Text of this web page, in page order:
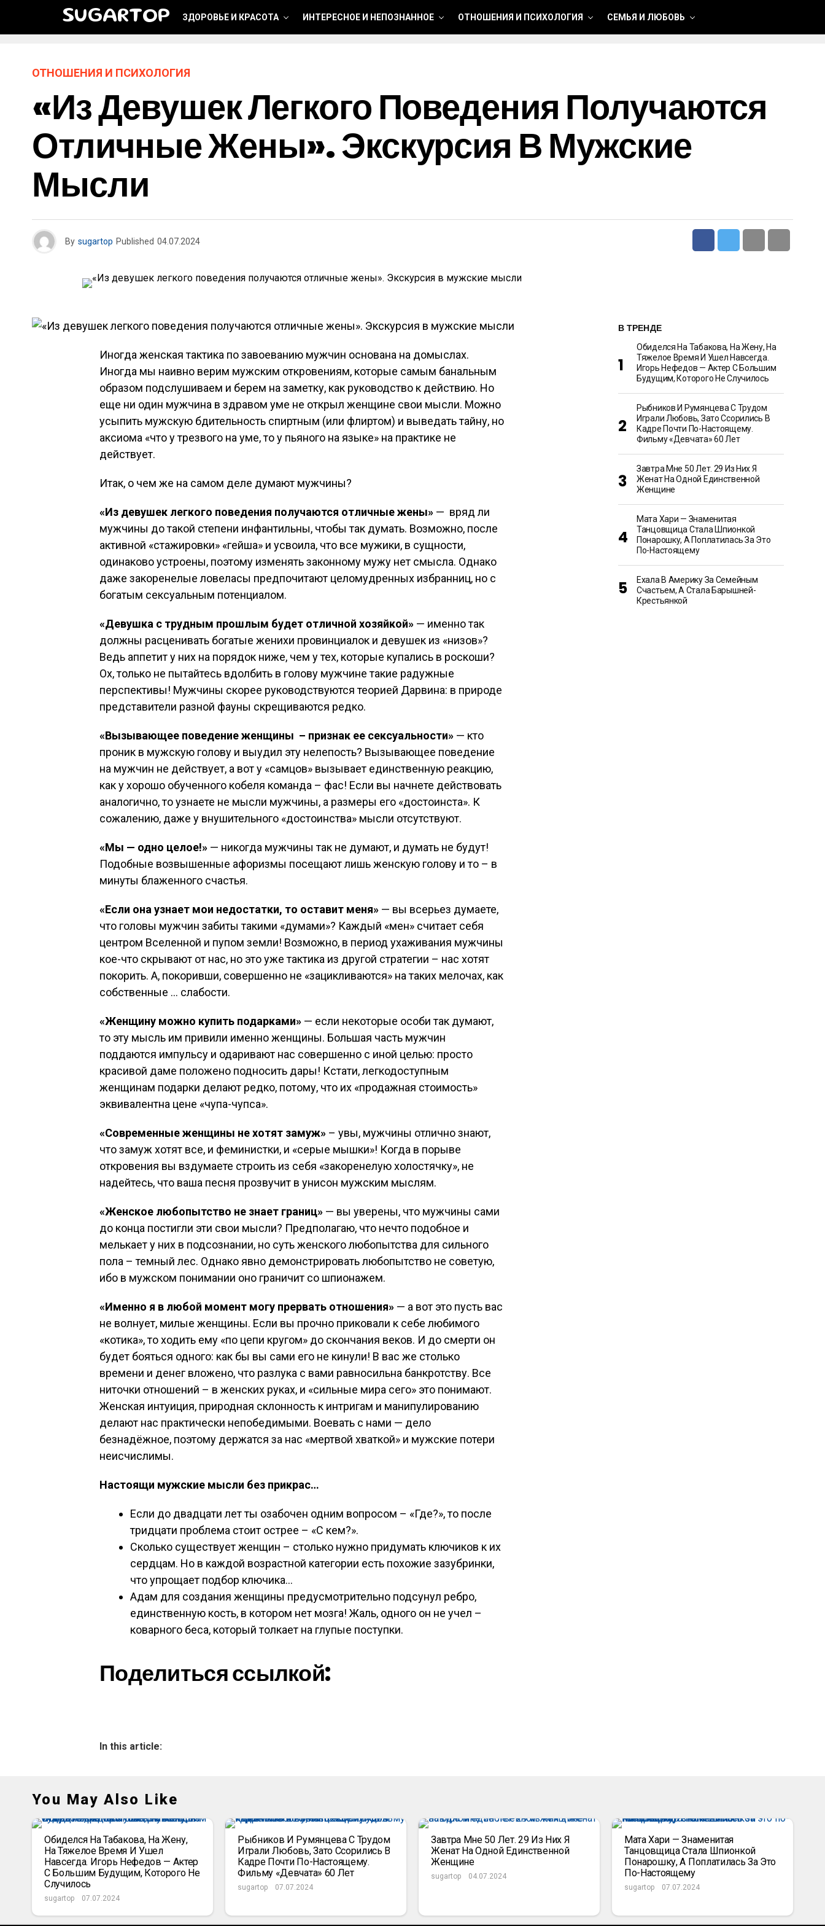
SUGARTOP ЗДОРОВЬЕ И КРАСОТА ИНТЕРЕСНОЕ И НЕПОЗНАННОЕ ОТНОШЕНИЯ И ПСИХОЛОГИЯ СЕМЬЯ И ЛЮБОВЬ
ОТНОШЕНИЯ И ПСИХОЛОГИЯ
«Из Девушек Легкого Поведения Получаются
Отличные Жены». Экскурсия В Мужские
Мысли
By sugartop Published 04.07.2024
Иногда женская тактика по завоеванию мужчин основана на домыслах.
Иногда мы наивно верим мужским откровениям, которые самым банальным
образом подслушиваем и берем на заметку, как руководство к действию. Но
еще ни один мужчина в здравом уме не открыл женщине свои мысли. Можно
усыпить мужскую бдительность спиртным (или флиртом) и выведать тайну, но
аксиома «что у трезвого на уме, то у пьяного на языке» на практике не
действует.
Итак, о чем же на самом деле думают мужчины?
«Из девушек легкого поведения получаются отличные жены» — вряд ли
мужчины до такой степени инфантильны, чтобы так думать. Возможно, после
активной «стажировки» «гейша» и усвоила, что все мужики, в сущности,
одинаково устроены, поэтому изменять законному мужу нет смысла. Однако
даже закоренелые ловеласы предпочитают целомудренных избранниц, но с
богатым сексуальным потенциалом.
«Девушка с трудным прошлым будет отличной хозяйкой» — именно так
должны расценивать богатые женихи провинциалок и девушек из «низов»?
Ведь аппетит у них на порядок ниже, чем у тех, которые купались в роскоши?
Ох, только не пытайтесь вдолбить в голову мужчине такие радужные
перспективы! Мужчины скорее руководствуются теорией Дарвина: в природе
представители разной фауны скрещиваются редко.
«Вызывающее поведение женщины – признак ее сексуальности» — кто
проник в мужскую голову и выудил эту нелепость? Вызывающее поведение
на мужчин не действует, а вот у «самцов» вызывает единственную реакцию,
как у хорошо обученного кобеля команда – фас! Если вы начнете действовать
аналогично, то узнаете не мысли мужчины, а размеры его «достоинста». К
сожалению, даже у внушительного «достоинства» мысли отсутствуют.
«Мы — одно целое!» — никогда мужчины так не думают, и думать не будут!
Подобные возвышенные афоризмы посещают лишь женскую голову и то – в
минуты блаженного счастья.
«Если она узнает мои недостатки, то оставит меня» — вы всерьез думаете,
что головы мужчин забиты такими «думами»? Каждый «мен» считает себя
центром Вселенной и пупом земли! Возможно, в период ухаживания мужчины
кое-что скрывают от нас, но это уже тактика из другой стратегии – нас хотят
покорить. А, покоривши, совершенно не «зацикливаются» на таких мелочах, как
собственные … слабости.
«Женщину можно купить подарками» — если некоторые особи так думают,
то эту мысль им привили именно женщины. Большая часть мужчин
поддаются импульсу и одаривают нас совершенно с иной целью: просто
красивой даме положено подносить дары! Кстати, легкодоступным
женщинам подарки делают редко, потому, что их «продажная стоимость»
эквивалентна цене «чупа-чупса».
«Современные женщины не хотят замуж» – увы, мужчины отлично знают,
что замуж хотят все, и феминистки, и «серые мышки»! Когда в порыве
откровения вы вздумаете строить из себя «закоренелую холостячку», не
надейтесь, что ваша песня прозвучит в унисон мужским мыслям.
«Женское любопытство не знает границ» — вы уверены, что мужчины сами
до конца постигли эти свои мысли? Предполагаю, что нечто подобное и
мелькает у них в подсознании, но суть женского любопытства для сильного
пола – темный лес. Однако явно демонстрировать любопытство не советую,
ибо в мужском понимании оно граничит со шпионажем.
«Именно я в любой момент могу прервать отношения» — а вот это пусть вас
не волнует, милые женщины. Если вы прочно приковали к себе любимого
«котика», то ходить ему «по цепи кругом» до скончания веков. И до смерти он
будет бояться одного: как бы вы сами его не кинули! В вас же столько
времени и денег вложено, что разлука с вами равносильна банкротству. Все
ниточки отношений – в женских руках, и «сильные мира сего» это понимают.
Женская интуиция, природная склонность к интригам и манипулированию
делают нас практически непобедимыми. Воевать с нами — дело
безнадёжное, поэтому держатся за нас «мертвой хваткой» и мужские потери
неисчислимы.
Настоящи мужские мысли без прикрас…
Если до двадцати лет ты озабочен одним вопросом – «Где?», то после
тридцати проблема стоит острее – «С кем?».
Сколько существует женщин – столько нужно придумать ключиков к их
сердцам. Но в каждой возрастной категории есть похожие зазубринки,
что упрощает подбор ключика…
Адам для создания женщины предусмотрительно подсунул ребро,
единственную кость, в котором нет мозга! Жаль, одного он не учел –
коварного беса, который толкает на глупые поступки.
Поделиться ссылкой:
In this article:
В ТРЕНДЕ
Обиделся На Табакова, На Жену, На
Тяжелое Время И Ушел Навсегда.
Игорь Нефедов — Актер С Большим
Будущим, Которого Не Случилось
Рыбников И Румянцева С Трудом
Играли Любовь, Зато Ссорились В
Кадре Почти По-Настоящему.
Фильму «Девчата» 60 Лет
Завтра Мне 50 Лет. 29 Из Них Я
Женат На Одной Единственной
Женщине
Мата Хари — Знаменитая
Танцовщица Стала Шпионкой
Понарошку, А Поплатилась За Это
По-Настоящему
Ехала В Америку За Семейным
Счастьем, А Стала Барышней-
Крестьянкой
You May Also Like
Обиделся На Табакова, На Жену,
На Тяжелое Время И Ушел
Навсегда. Игорь Нефедов — Актер
С Большим Будущим, Которого Не
Случилось
sugartop 07.07.2024
Рыбников И Румянцева С Трудом
Играли Любовь, Зато Ссорились В
Кадре Почти По-Настоящему.
Фильму «Девчата» 60 Лет
sugartop 07.07.2024
Завтра Мне 50 Лет. 29 Из Них Я
Женат На Одной Единственной
Женщине
sugartop 04.07.2024
Мата Хари — Знаменитая
Танцовщица Стала Шпионкой
Понарошку, А Поплатилась За Это
По-Настоящему
sugartop 07.07.2024